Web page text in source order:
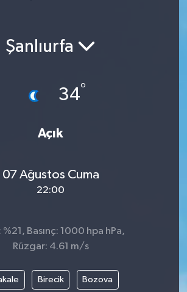
Şanlıurfa
34°
Açık
07 Ağustos Cuma
22:00
%21, Basınç: 1000 hpa hPa,
Rüzgar: 4.61 m/s
Birecik Bozova